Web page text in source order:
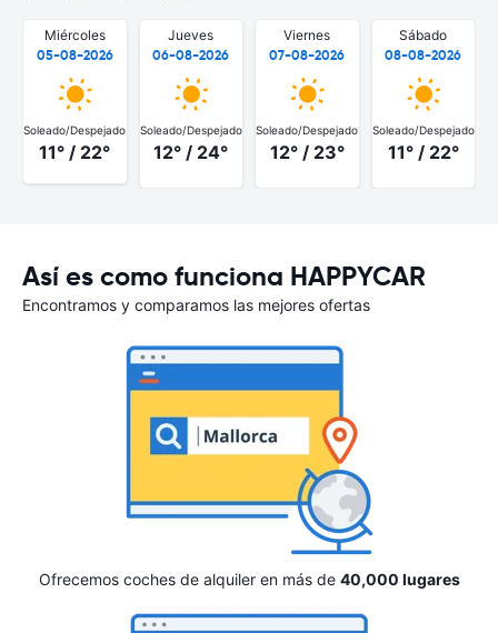
Miércoles
05-08-2026
Soleado/Despejado
11° / 22°
Jueves
06-08-2026
Soleado/Despejado
12° / 24°
Viernes
07-08-2026
Soleado/Despejado
12° / 23°
Sábado
08-08-2026
Soleado/Despejado
11° / 22°
Así es como funciona HAPPYCAR
Encontramos y comparamos las mejores ofertas
Ofrecemos coches de alquiler en más de 40,000 lugares